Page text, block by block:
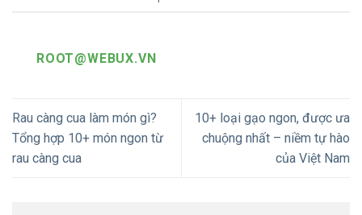
ROOT@WEBUX.VN
Rau càng cua làm món gì?
Tổng hợp 10+ món ngon từ
rau càng cua
10+ loại gạo ngon, được ưa
chuộng nhất – niềm tự hào
của Việt Nam